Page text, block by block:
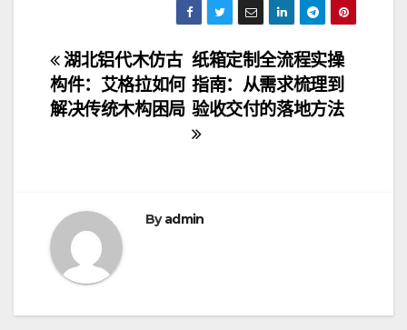
文
章
纸箱定制全流程实操
指南：从需求梳理到
验收交付的落地方法
湖北铝代木仿古
构件：艾格拉如何
解决传统木构困局
Byadmin